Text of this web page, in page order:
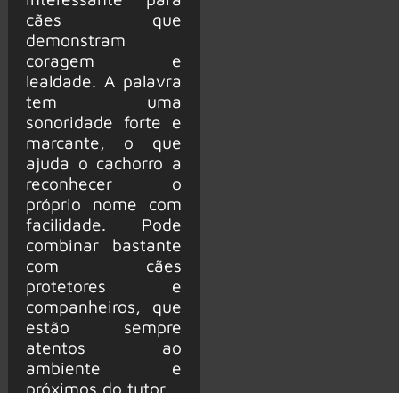
cães que
demonstram
coragem e
lealdade. A palavra
tem uma
sonoridade forte e
marcante, o que
ajuda o cachorro a
reconhecer o
próprio nome com
facilidade. Pode
combinar bastante
com cães
protetores e
companheiros, que
estão sempre
atentos ao
ambiente e
próximos do tutor.